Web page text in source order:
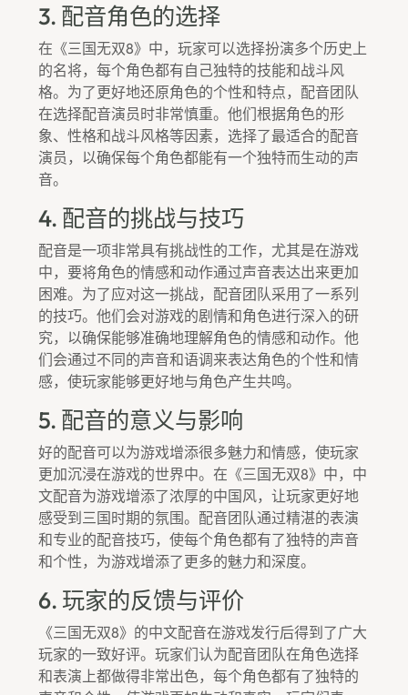
3. 配音角色的选择
在《三国无双8》中，玩家可以选择扮演多个历史上
的名将，每个角色都有自己独特的技能和战斗风
格。为了更好地还原角色的个性和特点，配音团队
在选择配音演员时非常慎重。他们根据角色的形
象、性格和战斗风格等因素，选择了最适合的配音
演员，以确保每个角色都能有一个独特而生动的声
音。
4. 配音的挑战与技巧
配音是一项非常具有挑战性的工作，尤其是在游戏
中，要将角色的情感和动作通过声音表达出来更加
困难。为了应对这一挑战，配音团队采用了一系列
的技巧。他们会对游戏的剧情和角色进行深入的研
究，以确保能够准确地理解角色的情感和动作。他
们会通过不同的声音和语调来表达角色的个性和情
感，使玩家能够更好地与角色产生共鸣。
5. 配音的意义与影响
好的配音可以为游戏增添很多魅力和情感，使玩家
更加沉浸在游戏的世界中。在《三国无双8》中，中
文配音为游戏增添了浓厚的中国风，让玩家更好地
感受到三国时期的氛围。配音团队通过精湛的表演
和专业的配音技巧，使每个角色都有了独特的声音
和个性，为游戏增添了更多的魅力和深度。
6. 玩家的反馈与评价
《三国无双8》的中文配音在游戏发行后得到了广大
玩家的一致好评。玩家们认为配音团队在角色选择
和表演上都做得非常出色，每个角色都有了独特的